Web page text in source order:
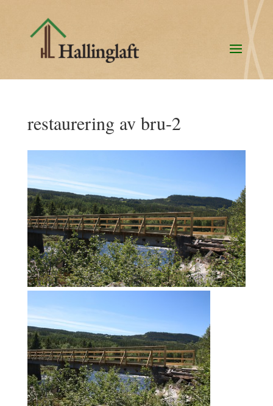
restaurering av bru-2